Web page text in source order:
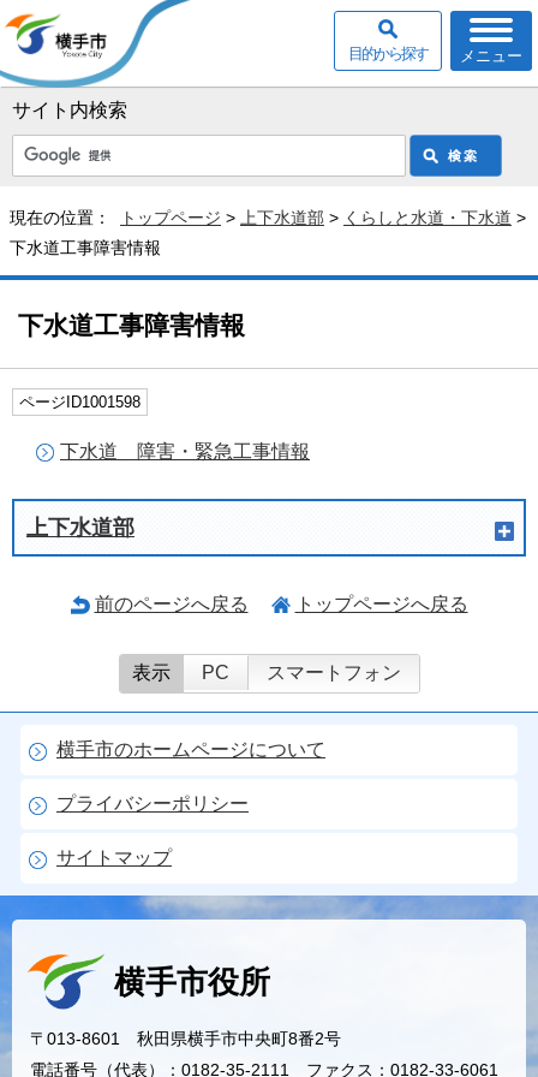
サイト内検索
メニュー
目的から探す
現在の位置： トップページ > 上下水道部 > くらしと水道・下水道 >
下水道工事障害情報
下水道工事障害情報
ページID1001598
下水道＿障害・緊急工事情報
上下水道部
前のページへ戻る トップページへ戻る
表示 PC スマートフォン
横手市のホームページについて
プライバシーポリシー
サイトマップ
横手市役所
〒013-8601 秋田県横手市中央町8番2号
電話番号（代表）：0182-35-2111 ファクス：0182-33-6061